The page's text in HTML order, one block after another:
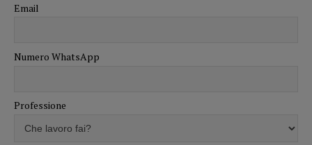
Email
Numero WhatsApp
Professione